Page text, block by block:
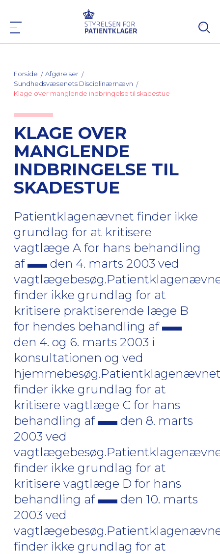
Forside
Afgørelser
Sundhedsvæsenets Disciplinærnævn
Klage over manglende indbringelse til skadestue
KLAGE OVER
MANGLENDE
INDBRINGELSE TIL
SKADESTUE
Patientklagenævnet finder ikke
grundlag for at kritisere
vagtlæge A for hans behandling
af
den 4. marts 2003 ved
finder ikke grundlag for at
kritisere praktiserende læge B
for hendes behandling af
den 4. og 6. marts 2003 i
konsultationen og ved
finder ikke grundlag for at
kritisere vagtlæge C for hans
behandling af
den 8. marts
2003 ved
finder ikke grundlag for at
kritisere vagtlæge D for hans
behandling af
den 10. marts
2003 ved
finder ikke grundlag for at